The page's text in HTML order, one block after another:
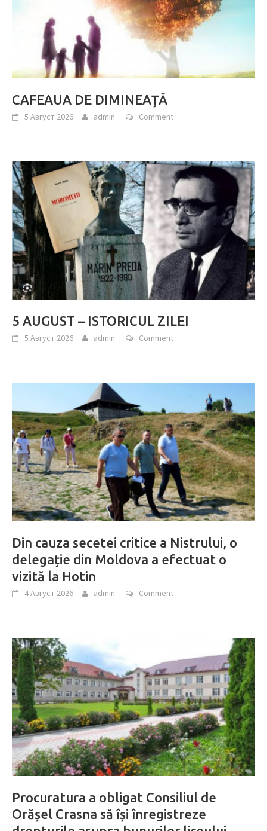
CAFEAUA DE DIMINEAȚĂ
5 Август 2026 admin Comment
5 AUGUST – ISTORICUL ZILEI
5 Август 2026 admin Comment
Din cauza secetei critice a Nistrului, o
delegație din Moldova a efectuat o
vizită la Hotin
4 Август 2026 admin Comment
Procuratura a obligat Consiliul de
Orășel Crasna să își înregistreze